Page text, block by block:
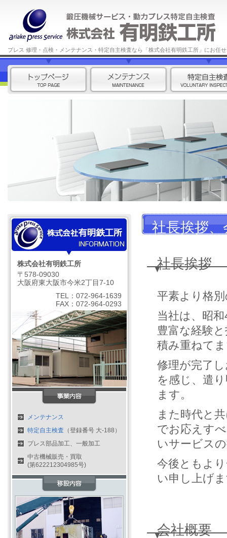
プレス 修理・点検・メンテナンス・特定自主検査なら「株式会社有明鉄工所」にお任
社長挨拶
社長挨拶
平素より格
当社は、昭
豊富な経験
積み重ねて
修理が完了
を感じ、遣
ます。
また時代と
でお応えす
いサービス
今後ともよ
い申し上げ
会社概要
株式会社有明鉄工所
〒578-09030
大阪府東大阪市今米2丁目7-10
TEL：072-964-1639
FAX：072-964-0293
メンテナンス
特定自主検査 （登録番号 大-188）
プレス部品加工、一般加工
中古機械販売・買取
(第622212304985号)